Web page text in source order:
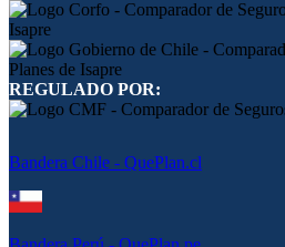
REGULADO POR:
Bandera Chile - QuePlan.cl